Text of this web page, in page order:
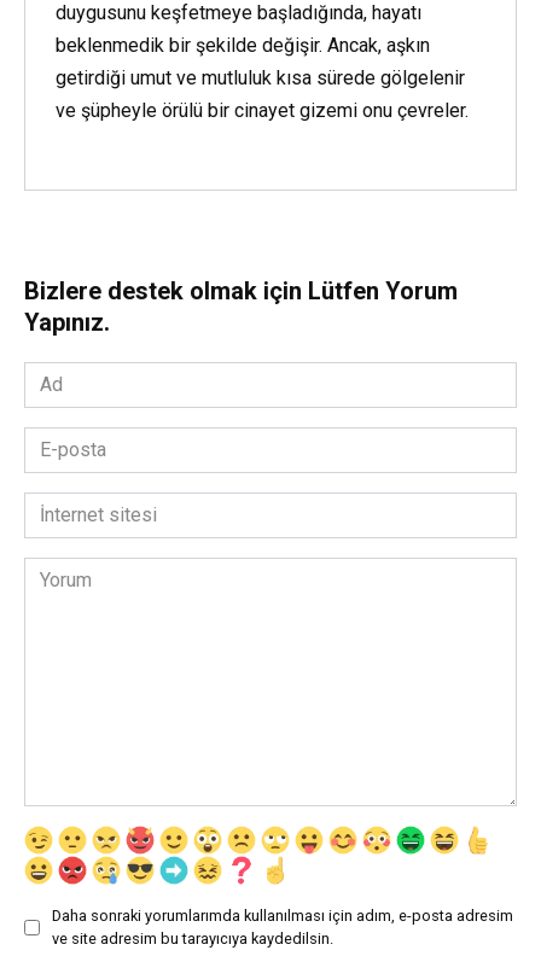
duygusunu keşfetmeye başladığında, hayatı
beklenmedik bir şekilde değişir. Ancak, aşkın
getirdiği umut ve mutluluk kısa sürede gölgelenir
ve şüpheyle örülü bir cinayet gizemi onu çevreler.
Bizlere destek olmak için Lütfen Yorum
Yapınız.
Ad
*
posta
*İnternet
sitesi
Yorum
Daha sonraki yorumlarımda kullanılması için adım, e-posta adresim
ve site adresim bu tarayıcıya kaydedilsin.